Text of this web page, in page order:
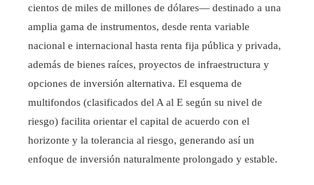
cientos de miles de millones de dólares— destinado a una
amplia gama de instrumentos, desde renta variable
nacional e internacional hasta renta fija pública y privada,
además de bienes raíces, proyectos de infraestructura y
opciones de inversión alternativa. El esquema de
multifondos (clasificados del A al E según su nivel de
riesgo) facilita orientar el capital de acuerdo con el
horizonte y la tolerancia al riesgo, generando así un
enfoque de inversión naturalmente prolongado y estable.